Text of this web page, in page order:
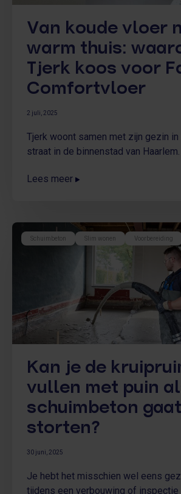
Van koude vloer
warm thuis:
Tjerk koos voor
Comfortvloer
2 juli, 2025
Tjerk woont samen met zijn gezin
straat in de binnenstad van
gemak en zekerheid. Tjerk had
Lees meer
Schuimbeton Slim wonen Voorbereiding
Kan je de
vullen met puin
schuimbeton gaat
storten?
30 juni, 2025
Je hebt het misschien wel eens
tijdens een verbouwing of